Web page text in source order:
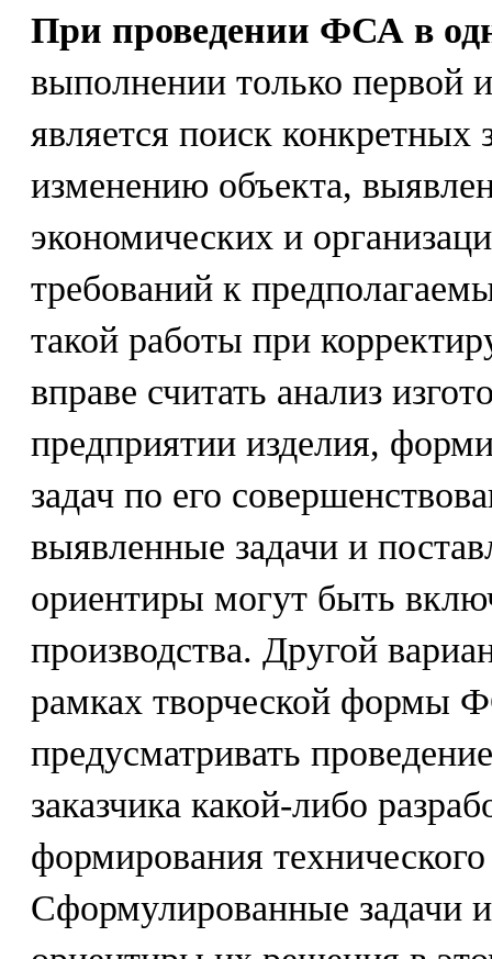
При проведении ФСА в
выполнении только первой
является поиск конкретных
изменению объекта,
экономических и
требований к
такой работы при
вправе считать анализ
предприятии изделия,
задач по его
выявленные задачи и
ориентиры могут быть
производства. Другой
рамках творческой формы
предусматривать
заказчика какой-либо
формирования
Сформулированные задачи